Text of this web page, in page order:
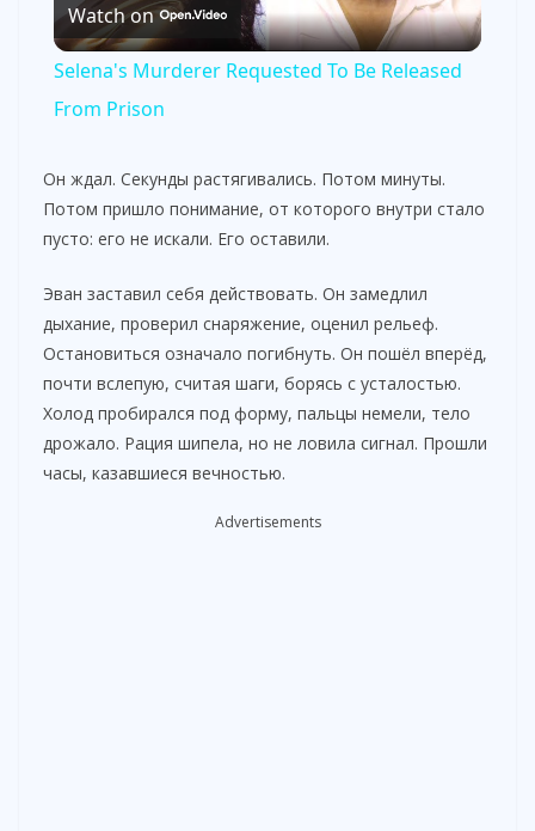
l
y
V
i
d
e
o
Watch on
Selena's Murderer Requested To Be Released
From Prison
Он ждал. Секунды растягивались. Потом минуты.
Потом пришло понимание, от которого внутри стало
пусто: его не искали. Его оставили.
Эван заставил себя действовать. Он замедлил
дыхание, проверил снаряжение, оценил рельеф.
Остановиться означало погибнуть. Он пошёл вперёд,
почти вслепую, считая шаги, борясь с усталостью.
Холод пробирался под форму, пальцы немели, тело
дрожало. Рация шипела, но не ловила сигнал. Прошли
часы, казавшиеся вечностью.
Advertisements